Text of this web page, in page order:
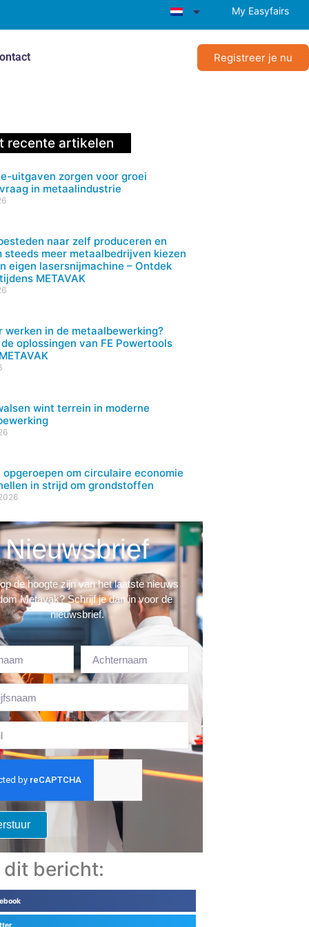
My Easyfairs
Registreer je nu
recente artikelen
uitgaven zorgen voor groei
in metaalindustrie
naar zelf produceren en
steeds meer metaalbedrijven kiezen
eigen lasersnijmachine – Ontdek
METAVAK
werken in de metaalbewerking?
oplossingen van FE Powertools
wint terrein in moderne
opgeroepen om circulaire economie
in strijd om grondstoffen
Nieuwsbrief
de hoogte zijn van het laatste nieuws
Metavak? Schrijf je dan in voor de
nieuwsbrief.
dit bericht: